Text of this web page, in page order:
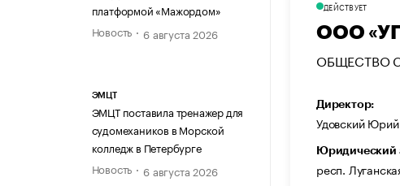
платформой «Мажордом»
Новость
6 августа 2026
ЭМЦТ
ЭМЦТ поставила тренажер для
судомехаников в Морской
колледж в Петербурге
Новость
6 августа 2026
ДЕЙСТВУЕТ
ООО
ОБЩЕСТВО
Директор:
Удовский
Юридический
респ.